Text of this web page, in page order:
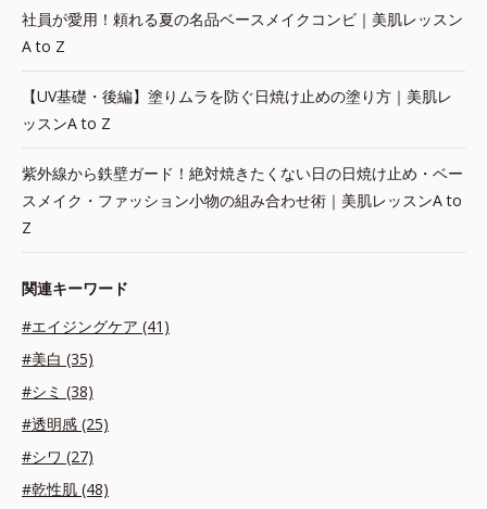
社員が愛用！頼れる夏の名品ベースメイクコンビ｜美肌レッスン
A to Z
【UV基礎・後編】塗りムラを防ぐ日焼け止めの塗り方｜美肌レ
ッスンA to Z
紫外線から鉄壁ガード！絶対焼きたくない日の日焼け止め・ベー
スメイク・ファッション小物の組み合わせ術｜美肌レッスンA to
Z
関連キーワード
#エイジングケア (41)
#美白 (35)
#シミ (38)
#透明感 (25)
#シワ (27)
#乾性肌 (48)